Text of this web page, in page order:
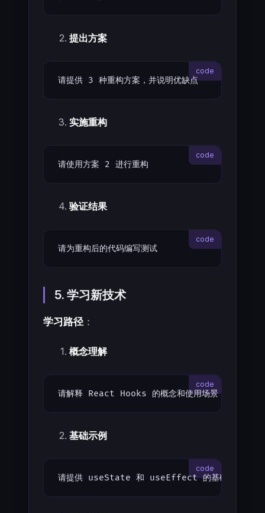
提出方案
请提供 3 种重构方案，并说明优缺点
实施重构
请使用方案 2 进行重构
验证结果
请为重构后的代码编写测试
5. 学习新技术
学习路径：
概念理解
请解释 React Hooks 的概念和使用场景
基础示例
请提供 useState 和 useEffect 的基础示例